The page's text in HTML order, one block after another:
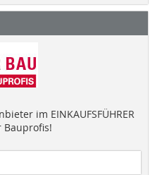
im EINKAUFSFÜHRER
Bauprofis!